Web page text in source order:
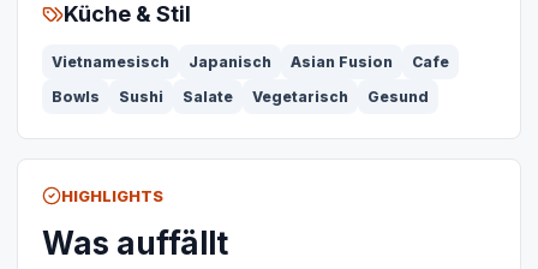
Küche & Stil
Vietnamesisch Japanisch Asian Fusion
Cafe
Bowls
Sushi Salate Vegetarisch Gesund
HIGHLIGHTS
Was auffällt